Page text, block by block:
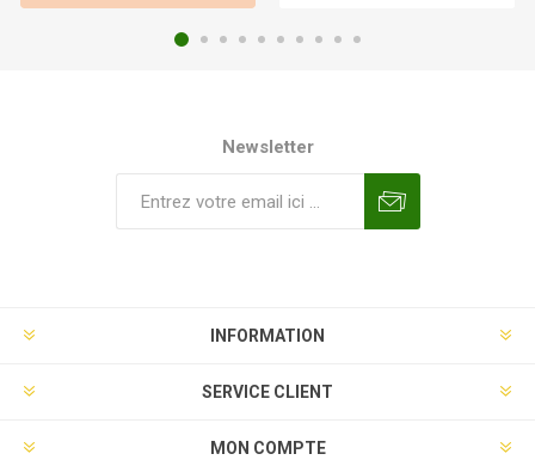
Newsletter
INFORMATION
SERVICE CLIENT
MON COMPTE